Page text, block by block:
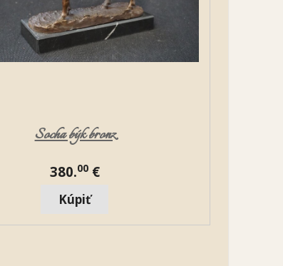
Socha býk bronz
380.00€